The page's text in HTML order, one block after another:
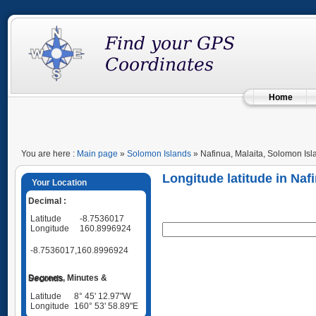
Home
You are here : Main page » Solomon Islands » Nafinua, Malaita, Solomon
Your Location
Decimal :
Latitude
-8.7536017
Longitude
160.8996924
-8.7536017,160.8996924
Degrees, Minutes & Seconds
Latitude
8° 45' 12.97"W
Longitude
160° 53' 58.89"E
Longitude latitude in